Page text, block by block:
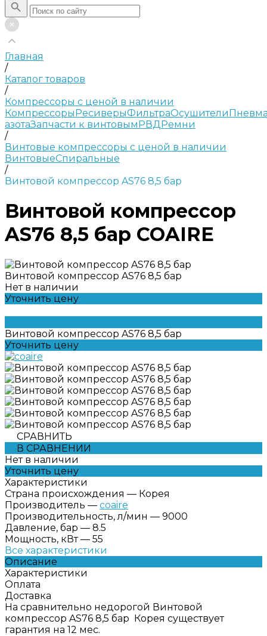
Главная
/
Каталог товаров
/
Компрессоры с ценой в наличии
КомпрессорыРесиверыФильтраОсушители
азотаЗапчасти к винтовымРВДРемни
/
Винтовые компрессоры с ценой в наличии
ВинтовыеСпиральные
/
Винтовой компрессор AS76 8,5 бар
Винтовой компрессор
AS76 8,5 бар COAIRE
Винтовой компрессор AS76 8,5 бар
Нет в наличии
Уточнить цену
Винтовой компрессор AS76 8,5 бар
Уточнить цену
СРАВНИТЬ
В СРАВНЕНИИ
Нет в наличии
Уточнить цену
Характеристики
Страна происхождения — Корея
Производитель — coaire
Производительность, л/мин — 9000
Давление, бар — 8.5
Мощность, кВт — 55
Все характеристики
Описание
Характеристики
Оплата
Доставка
На сравнительно недорогой Винтовой
компрессор AS76 8,5 бар Корея существует
гарантия на 12 мес.